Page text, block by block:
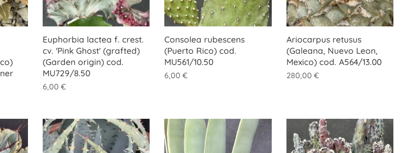
Euphorbia lactea f. crest.
cv. 'Pink Ghost' (grafted)
(Garden origin) cod.
MU729/8.50
6,00 €
Consolea rubescens
(Puerto Rico) cod.
MU561/10.50
6,00 €
Ariocarpus retusus
(Galeana, Nuevo Leon,
Mexico) cod. A564/13.00
280,00 €